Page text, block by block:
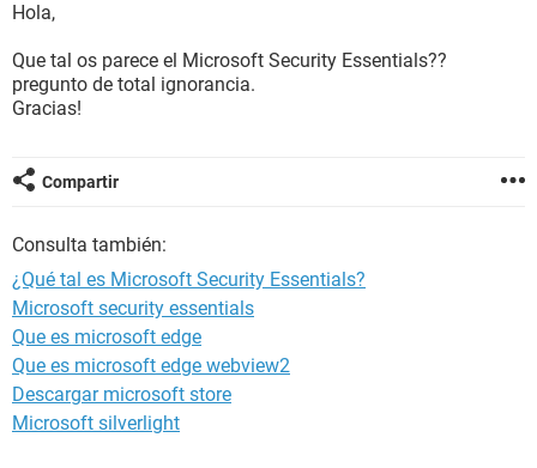
Hola,
Que tal os parece el Microsoft Security Essentials??
pregunto de total ignorancia.
Gracias!
Compartir
Consulta también:
¿Qué tal es Microsoft Security Essentials?
Microsoft security essentials
Que es microsoft edge
Que es microsoft edge webview2
Descargar microsoft store
Microsoft silverlight